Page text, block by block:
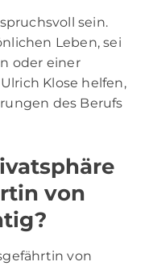
sein.
Leben, sei
oder einer
Klose helfen,
des Berufs
von
von